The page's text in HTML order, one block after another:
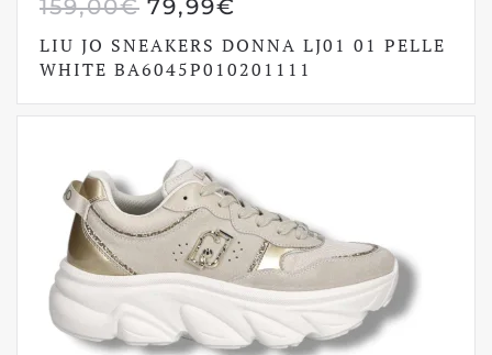
159,00€ IL
PREZZO
ORIGINALE
ERA:
79,99€
PREZZO
ATTUALE
È:
LIU JO SNEAKERS DONNA LJ01 01 PELLE
WHITE BA6045P010201111